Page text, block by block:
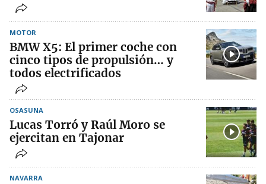
MOTOR
BMW X5: El primer coche con
cinco tipos de propulsión… y
todos electrificados
OSASUNA
Lucas Torró y Raúl Moro se
ejercitan en Tajonar
NAVARRA